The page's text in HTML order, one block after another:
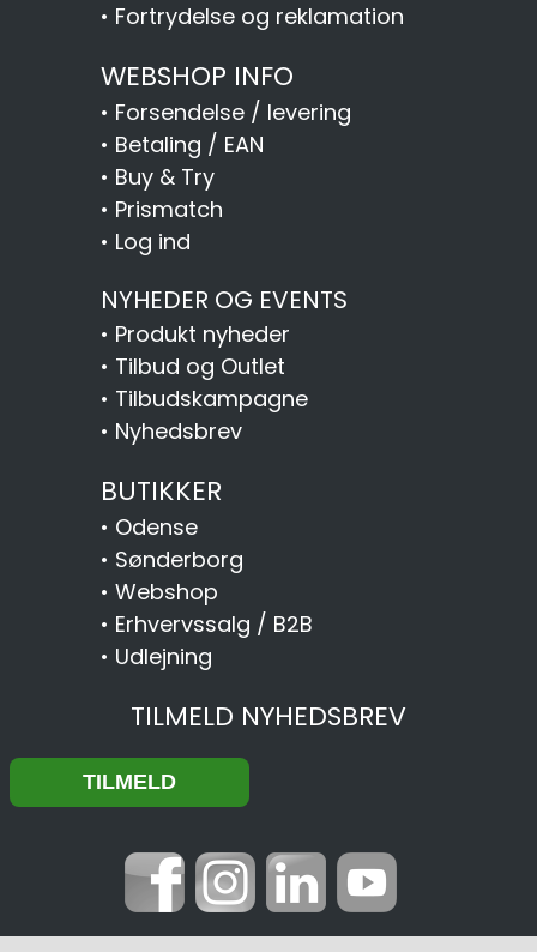
• Fortrydelse og reklamation
WEBSHOP INFO
• Forsendelse / levering
• Betaling / EAN
• Buy & Try
• Prismatch
• Log ind
NYHEDER OG EVENTS
• Produkt nyheder
• Tilbud og Outlet
• Tilbudskampagne
• Nyhedsbrev
BUTIKKER
• Odense
• Sønderborg
• Webshop
• Erhvervssalg / B2B
• Udlejning
TILMELD NYHEDSBREV